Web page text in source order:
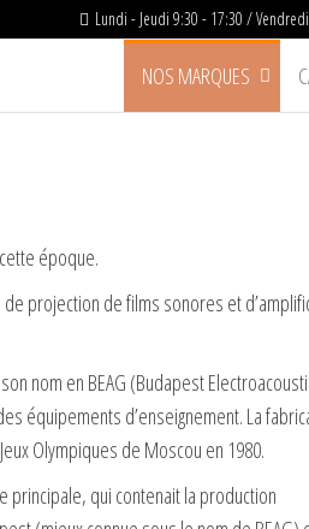
Lundi - Jeudi 9:30 - 17:30 /
NOS MARQUES
époque.
projection de films sonores et
nom en BEAG (Budapest
équipements d’enseignement. La
Olympiques de Moscou en 1980.
principale, qui contenait la production